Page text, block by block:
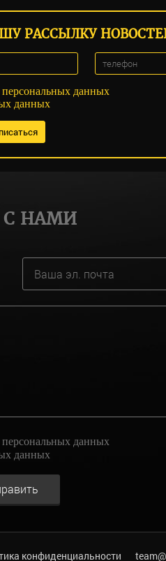
РАССЫЛКУ
данных
данных
С НАМИ
данных
данных
конфиденциальности